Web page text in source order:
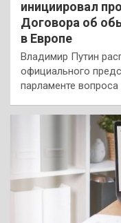
инициировал
Договора об
в Европе
Владимир Путин
официального
парламенте